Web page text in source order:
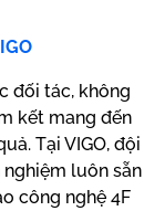
đối tác, không
kết mang đến
Tại VIGO, đội
luôn sẵn
công nghệ 4F